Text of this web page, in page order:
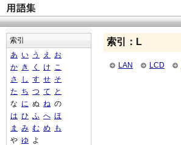
索引：L
LAN LCD
索引
あ い う え
お
か き く け こ
さ
し す せ そ
た ち つ て
と
な に ぬ ね の
は ひ ふ へ ほ
ま
み む め
も
や ゆ よ